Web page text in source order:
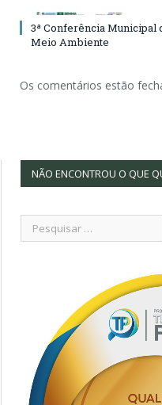
3ª Conferência Municipal
Meio Ambiente
Os comentários estão
NÃO ENCONTROU O QUE